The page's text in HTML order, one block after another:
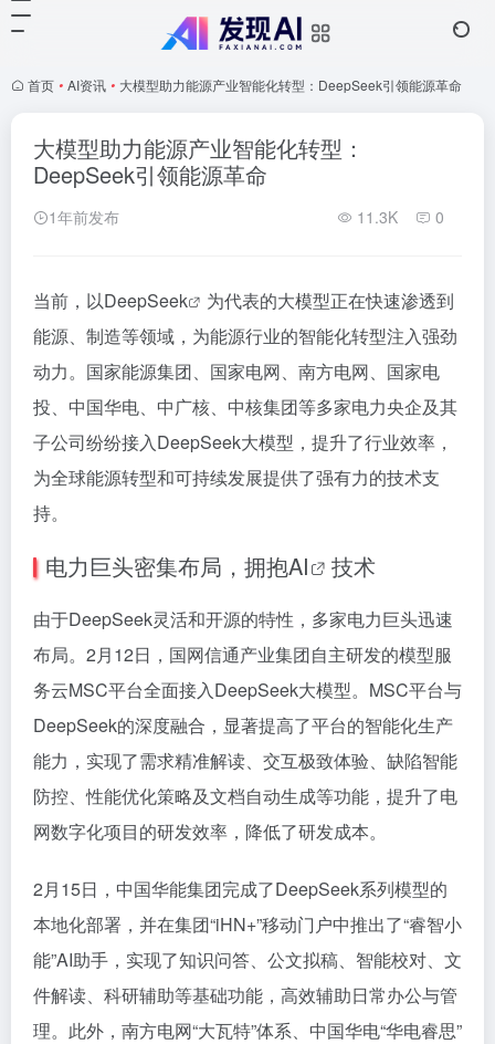
首页 • AI资讯 • 大模型助力能源产业智能化转型：DeepSeek引领能源革命
大模型助力能源产业智能化转型：
DeepSeek引领能源革命
1年前发布 11.3K 0
当前，以DeepSeek
为代表的大模型正在快速渗透到
能源、制造等领域，为能源行业的智能化转型注入强劲
动力。国家能源集团、国家电网、南方电网、国家电
投、中国华电、中广核、中核集团等多家电力央企及其
子公司纷纷接入DeepSeek大模型，提升了行业效率，
为全球能源转型和可持续发展提供了强有力的技术支
持。
电力巨头密集布局，拥抱AI 技术
由于DeepSeek灵活和开源的特性，多家电力巨头迅速
布局。2月12日，国网信通产业集团自主研发的模型服
务云MSC平台全面接入DeepSeek大模型。MSC平台与
DeepSeek的深度融合，显著提高了平台的智能化生产
能力，实现了需求精准解读、交互极致体验、缺陷智能
防控、性能优化策略及文档自动生成等功能，提升了电
网数字化项目的研发效率，降低了研发成本。
2月15日，中国华能集团完成了DeepSeek系列模型的
本地化部署，并在集团“iHN+”移动门户中推出了“睿智小
能”AI助手，实现了知识问答、公文拟稿、智能校对、文
件解读、科研辅助等基础功能，高效辅助日常办公与管
理。此外，南方电网“大瓦特”体系、中国华电“华电睿思”